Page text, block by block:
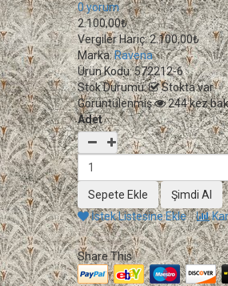
0 yorum
2.100,00₺
Vergiler Hariç:2.100,00₺
Marka:Ravena
Ürün Kodu:572212-6
Stok Durumu:
Stokta var
Görüntülenmiş
244 kez
Adet
İstek Listesine Ekle
Share This